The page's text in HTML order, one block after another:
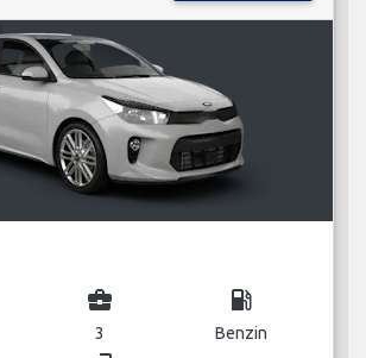
business_center
3
local_gas_station
Benzin